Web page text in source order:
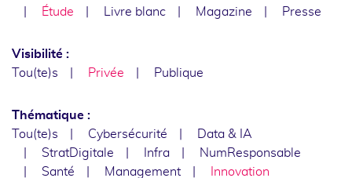
Étude
Livre blanc Magazine Presse
Visibilité :
Tou(te)s
Privée Publique
Thématique :
Tou(te)s
Cybersécurité
Data & IA
StratDigitale
Infra
NumResponsable
Santé
Management Innovation